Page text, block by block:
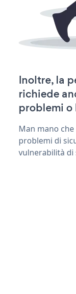
Inoltre, la
richiede
problemi o
Man mano
problemi di
vulnerabilità di